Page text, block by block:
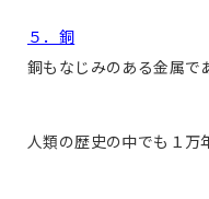
５．銅
銅もなじみのある金属で
人類の歴史の中でも１万